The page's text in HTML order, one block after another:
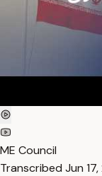
ME Council
Transcribed Jun